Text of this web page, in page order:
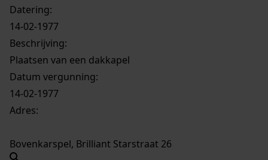
Datering:
14-02-1977
Beschrijving:
Plaatsen van een dakkapel
Datum vergunning:
14-02-1977
Adres:
Bovenkarspel, Brilliant Starstraat 26